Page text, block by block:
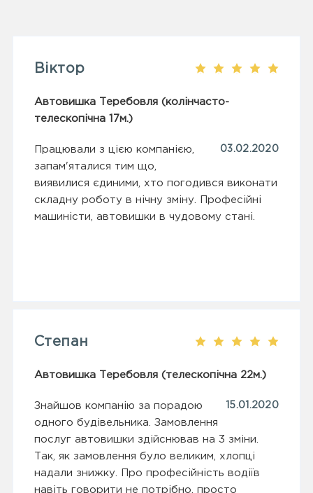
Віктор
Автовишка Теребовля (колінчасто-
телескопічна 17м.)
03.02.2020
Працювали з цією компанією,
запам'яталися тим що,
виявилися єдиними, хто погодився виконати
складну роботу в нічну зміну. Професійні
машиністи, автовишки в чудовому стані.
Степан
Автовишка Теребовля (телескопічна 22м.)
15.01.2020
Знайшов компанію за порадою
одного будівельника. Замовлення
послуг автовишки здійснював на 3 зміни.
Так, як замовлення було великим, хлопці
надали знижку. Про професійність водіїв
навіть говорити не потрібно, просто